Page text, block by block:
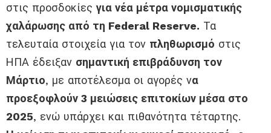
στις προσδοκίες για νέα μέτρα νομισματικής
χαλάρωσης από τη Federal Reserve. Τα
τελευταία στοιχεία για τον πληθωρισμό στις
ΗΠΑ έδειξαν σημαντική επιβράδυνση τον
Μάρτιο, με αποτέλεσμα οι αγορές να
προεξοφλούν 3 μειώσεις επιτοκίων μέσα στο
2025, ενώ υπάρχει και πιθανότητα τέταρτης.